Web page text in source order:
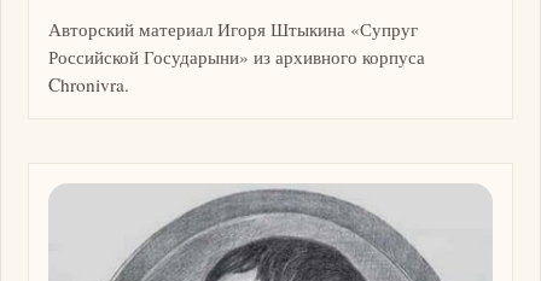
Авторский материал Игоря Штыкина «Супруг
Российской Государыни» из архивного корпуса
Chronivra.
Изображение